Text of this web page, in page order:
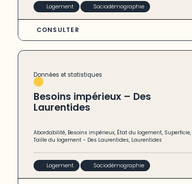
Logement Sociodémographie
CONSULTER
Données et statistiques
Besoins impérieux – Des
Laurentides
Abordabilité, Besoins impérieux, État du logement, Superficie,
Taille du logement- Des Laurentides, Laurentides
Logement Sociodémographie